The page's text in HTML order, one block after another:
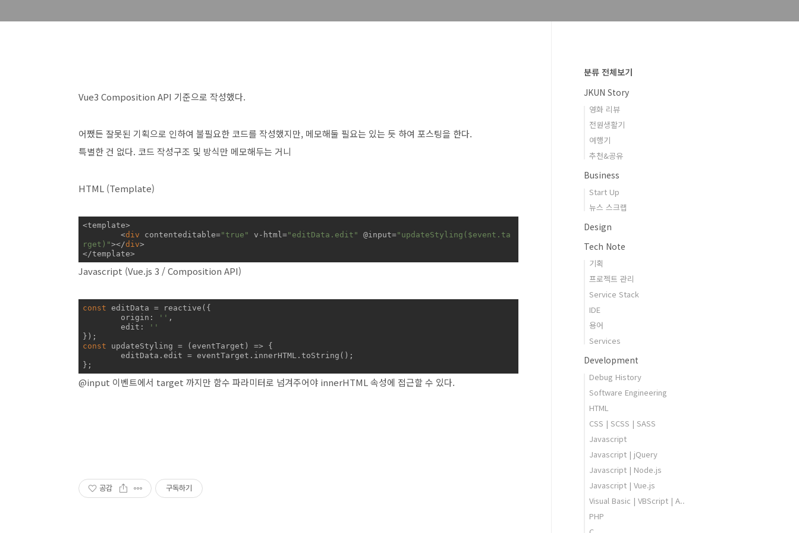
Vue3 Composition API 기준으로 작성했다.
어쨌든 잘못된 기획으로 인하여 불필요한 코드를 작성했지만, 메모해둘 필요는 있는 듯 하여 포스팅을 한다.
특별한 건 없다. 코드 작성구조 및 방식만 메모해두는 거니
HTML (Template)
<template>
<div contenteditable="true" v-html ="editData.edit" @input="updateStyling($event.ta
rget)"></div>
</template>
Javascript (Vue.js 3 / Composition API)
const editData = reactive({
origin : '' ,
edit :
''
const updateStyling = (eventTarget ) => {
};
@input 이벤트에서 target 까지만 함수 파라미터로 넘겨주어야 innerHTML 속성에 접근할 수 있다.
공감 구독하기
분류 전체보기
JKUN Story
영화 리뷰
전원생활기
여행기
추천&공유
Business
Start Up
뉴스 스크랩
Design
Tech Note
기획
프로젝트 관리
Service Stack
IDE
용어
Services
Development
Debug History
Software Engineering
HTML
CSS | SCSS | SASS
Javascript
Javascript | jQuery
Javascript | Node.js
Javascript | Vue.js
Visual Basic | VBScript | A..
PHP